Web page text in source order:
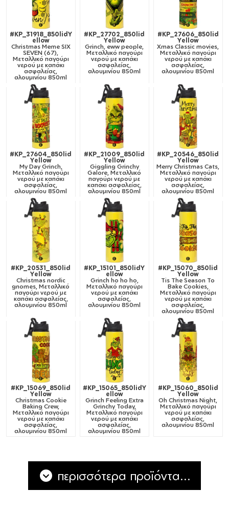
#KP_31918_850lidY
ellow
Christmas Meme SIX
SEVEN (67),
Μεταλλικό παγούρι
νερού με καπάκι
ασφαλείας,
αλουμινίου 850ml
#KP_27702_850lid
Yellow
Grinch, eww people,
Μεταλλικό παγούρι
νερού με καπάκι
ασφαλείας,
αλουμινίου 850ml
#KP_27606_850lid
Yellow
Xmas Classic movies,
Μεταλλικό παγούρι
νερού με καπάκι
ασφαλείας,
αλουμινίου 850ml
#KP_27604_850lid
Yellow
My Day Grinch,
Μεταλλικό παγούρι
νερού με καπάκι
ασφαλείας,
αλουμινίου 850ml
#KP_21009_850lid
Yellow
Giggling Grinchy
Galore, Μεταλλικό
παγούρι νερού με
καπάκι ασφαλείας,
αλουμινίου 850ml
#KP_20546_850lid
Yellow
Merry Christmas Cats,
Μεταλλικό παγούρι
νερού με καπάκι
ασφαλείας,
αλουμινίου 850ml
#KP_20531_850lid
Yellow
Christmas nordic
gnomes, Μεταλλικό
παγούρι νερού με
καπάκι ασφαλείας,
αλουμινίου 850ml
#KP_15101_850lidY
ellow
Grinch ho ho ho,
Μεταλλικό παγούρι
νερού με καπάκι
ασφαλείας,
αλουμινίου 850ml
#KP_15070_850lid
Yellow
Tis The Season To
Bake Cookies,
Μεταλλικό παγούρι
νερού με καπάκι
ασφαλείας,
αλουμινίου 850ml
#KP_15069_850lid
Yellow
Christmas Cookie
Baking Crew,
Μεταλλικό παγούρι
νερού με καπάκι
ασφαλείας,
αλουμινίου 850ml
#KP_15065_850lidY
ellow
Grinch Feeling Extra
Grinchy Today,
Μεταλλικό παγούρι
νερού με καπάκι
ασφαλείας,
αλουμινίου 850ml
#KP_15060_850lid
Yellow
Oh Christmas Night,
Μεταλλικό παγούρι
νερού με καπάκι
ασφαλείας,
αλουμινίου 850ml
περισσότερα προϊόντα...